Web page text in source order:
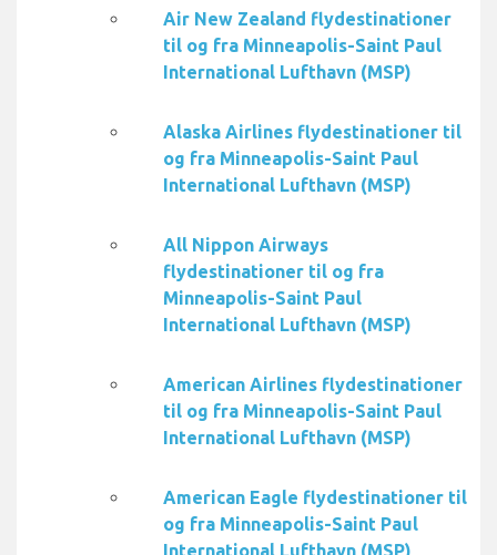
Air New Zealand flydestinationer
til og fra Minneapolis-Saint Paul
International Lufthavn (MSP)
Alaska Airlines flydestinationer til
og fra Minneapolis-Saint Paul
International Lufthavn (MSP)
All Nippon Airways
flydestinationer til og fra
Minneapolis-Saint Paul
International Lufthavn (MSP)
American Airlines flydestinationer
til og fra Minneapolis-Saint Paul
International Lufthavn (MSP)
American Eagle flydestinationer til
og fra Minneapolis-Saint Paul
International Lufthavn (MSP)